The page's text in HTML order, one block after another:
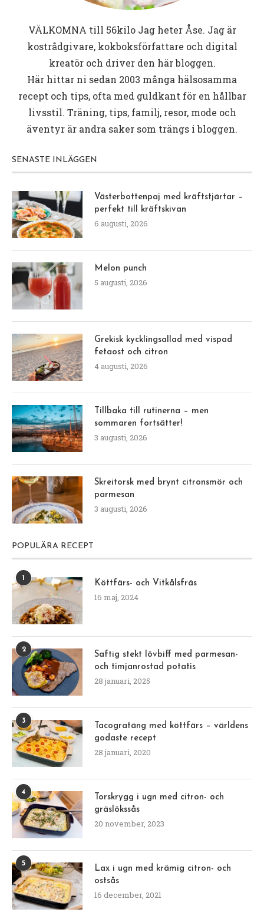
VÄLKOMNA till 56kiloJag heter Åse. Jag är
kostrådgivare, kokboksförfattare och digital
kreatör och driver den här bloggen.
Här hittar ni sedan 2003 många hälsosamma
recept och tips, ofta med guldkant för en hållbar
livsstil. Träning, tips, familj, resor, mode och
äventyr är andra saker som trängs i bloggen.
SENASTE INLÄGGEN
Västerbottenpaj med kräftstjärtar –
perfekt till kräftskivan
6 augusti, 2026
Melon punch
5 augusti, 2026
Grekisk kycklingsallad med vispad
fetaost och citron
4 augusti, 2026
Tillbaka till rutinerna – men
sommaren fortsätter!
3 augusti, 2026
Skreitorsk med brynt citronsmör och
parmesan
3 augusti, 2026
POPULÄRA RECEPT
1
Köttfärs- och Vitkålsfräs
16 maj, 2024
2
Saftig stekt lövbiff med parmesan-
och timjanrostad potatis
28 januari, 2025
3
Tacogratäng med köttfärs – världens
godaste recept
28 januari, 2020
4
Torskrygg i ugn med citron- och
gräslökssås
20 november, 2023
5
Lax i ugn med krämig citron- och
ostsås
16 december, 2021